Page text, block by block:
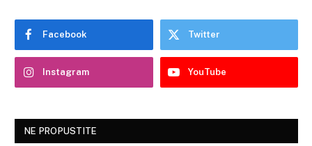
Facebook Twitter
Instagram YouTube
NE PROPUSTITE